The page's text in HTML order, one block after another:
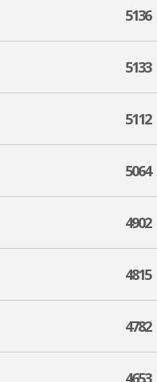
5136
5133
5112
5064
4902
4815
4782
4653